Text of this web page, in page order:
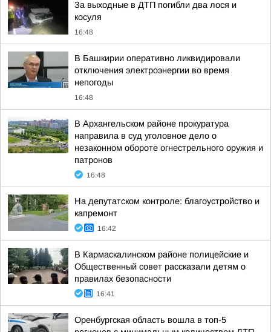
За выходные в ДТП погибли два лося и
косуля
16:48
В Башкирии оперативно ликвидировали
отключения электроэнергии во время
непогоды
16:48
В Архангельском районе прокуратура
направила в суд уголовное дело о
незаконном обороте огнестрельного оружия и
патронов
16:48
На депутатском контроле: благоустройство и
капремонт
16:42
В Кармаскалинском районе полицейские и
Общественный совет рассказали детям о
правилах безопасности
16:41
Оренбургская область вошла в топ-5